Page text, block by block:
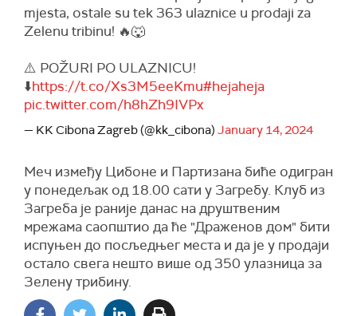
mjesta, ostale su tek 363 ulaznice u prodaji za
Zelenu tribinu! 🔥🐺
⚠️ POŽURI PO ULAZNICU!
⬇️https://t.co/Xs3M5eeKmu#hejaheja
pic.twitter.com/h8hZh9IVPx
— KK Cibona Zagreb (@kk_cibona) January 14, 2024
Меч између Цибоне и Партизана биће одигран
у понедељак од 18.00 сати у Загребу. Клуб из
Загреба је раније данас на друштвеним
мрежама саопштио да ће "Драженов дом" бити
испуњен до посљедњег места и да је у продаји
остало свега нешто више од 350 улазница за
Зелену трибину.